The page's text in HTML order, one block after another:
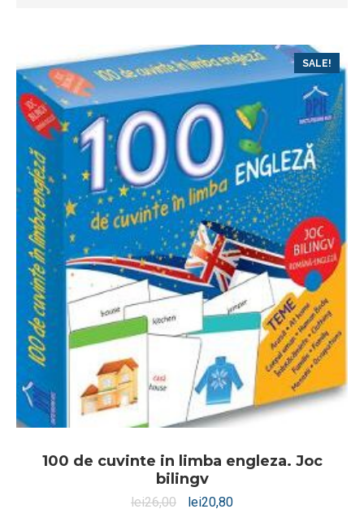
SALE!
100 de cuvinte in limba engleza. Joc
bilingv
lei26,00 lei20,80